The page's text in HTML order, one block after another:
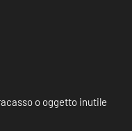
o oggetto inutile